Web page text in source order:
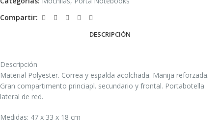
Compartir:
DESCRIPCIÓN
Descripción
Material Polyester. Correa y espalda acolchada. Manija reforzada.
Gran compartimento princiapl. secundario y frontal. Portabotella
lateral de red.
Medidas: 47 x 33 x 18 cm